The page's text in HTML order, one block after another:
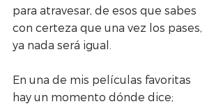
para atravesar, de esos que sabes
con certeza que una vez los pases,
ya nada será igual.
En una de mis películas favoritas
hay un momento dónde dice;